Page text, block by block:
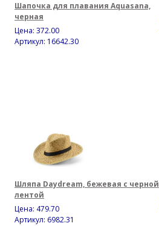
Шапочка для плавания Aquasana,
черная
Цена: 372.00
Артикул: 16642.30
Шляпа Daydream, бежевая с черной
лентой
Цена: 479.70
Артикул: 6982.31